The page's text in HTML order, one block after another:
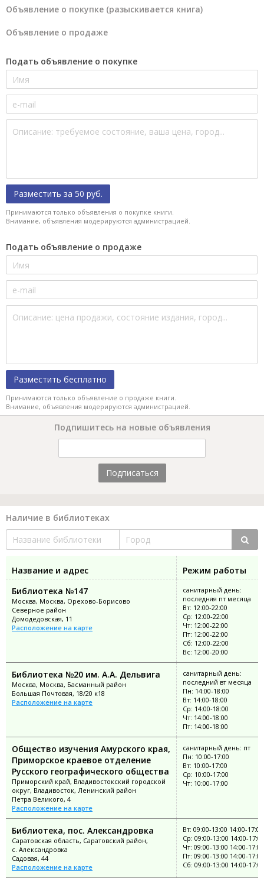
Объявление о покупке (разыскивается книга)
Объявление о продаже
Подать объявление о покупке
Разместить за 50 руб.
Принимаются только объявления о покупке книги.
Внимание, объявления модерируются администрацией.
Подать объявление о продаже
Разместить бесплатно
Принимаются только объявление о продаже книги.
Внимание, объявления модерируются администрацией.
Подпишитесь на новые объявления
Подписаться
Наличие в библиотеках
Название и адрес
Режим работы
Библиотека №147
Москва, Москва, Орехово-Борисово
Северное район
Домодедовская, 11
Расположение на карте
санитарный день:
последняя пт месяца
Вт: 12:00-22:00
Ср: 12:00-22:00
Чт: 12:00-22:00
Пт: 12:00-22:00
Сб: 12:00-22:00
Вс: 12:00-20:00
Библиотека №20 им. А.А. Дельвига
Москва, Москва, Басманный район
Большая Почтовая, 18/20 к18
Расположение на карте
санитарный день:
последний вт месяца
Пн: 14:00-18:00
Вт: 14:00-18:00
Ср: 14:00-18:00
Чт: 14:00-18:00
Пт: 14:00-18:00
Общество изучения Амурского края,
Приморское краевое отделение
Русского географического общества
Приморский край, Владивостокский городской
округ, Владивосток, Ленинский район
Петра Великого, 4
Расположение на карте
санитарный день: пт
Пн: 10:00-17:00
Вт: 10:00-17:00
Ср: 10:00-17:00
Чт: 10:00-17:00
Библиотека, пос. Александровка
Саратовская область, Саратовский район,
с. Александровка
Садовая, 44
Расположение на карте
Вт: 09:00-13:00 14:00-17:00
Ср: 09:00-13:00 14:00-17:00
Чт: 09:00-13:00 14:00-17:00
Пт: 09:00-13:00 14:00-17:00
Сб: 09:00-13:00 14:00-17:00